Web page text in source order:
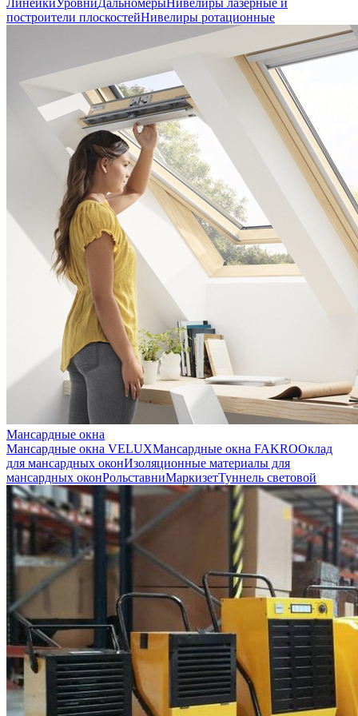
ЛинейкиУровниДальномерыНивелиры лазерные и
построители плоскостейНивелиры ротационные
Мансардные окна
Мансардные окна VELUXМансардные окна FAKROОклад
для мансардных оконИзоляционные материалы для
мансардных оконРольставниМаркизетТуннель световой